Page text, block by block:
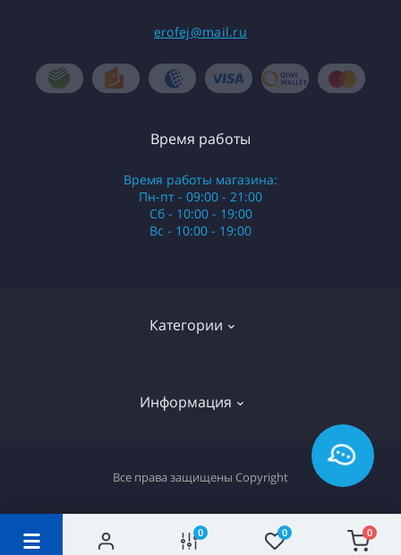
0 0 0
erofej@mail.ru
Категории
Российские сигареты
Информация
Вопрос-ответ
Время работы
Время работы магазина:
Пн-пт - 09:00 - 21:00
Сб - 10:00 - 19:00
Вс - 10:00 - 19:00
Все права защищены Copyright